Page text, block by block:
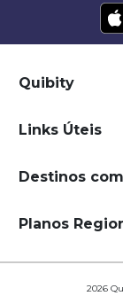
Quibity
Links Úteis
Destinos
Planos
2026